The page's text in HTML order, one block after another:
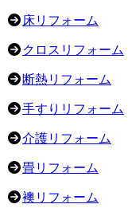
床リフォーム
クロスリフォーム
断熱リフォーム
手すりリフォーム
介護リフォーム
畳リフォーム
襖リフォーム